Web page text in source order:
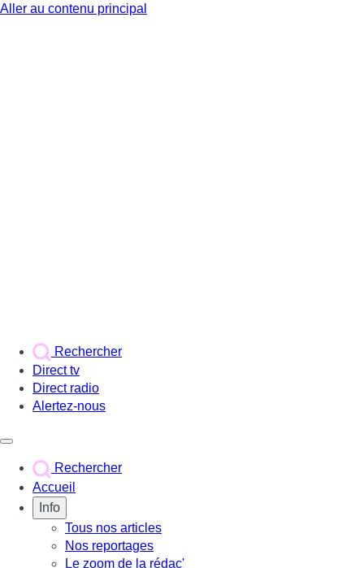
Aller au contenu principal
Rechercher
Direct tv
Direct radio
Alertez-nous
Rechercher
Accueil
Info
Tous nos articles
Nos reportages
Le zoom de la rédac'